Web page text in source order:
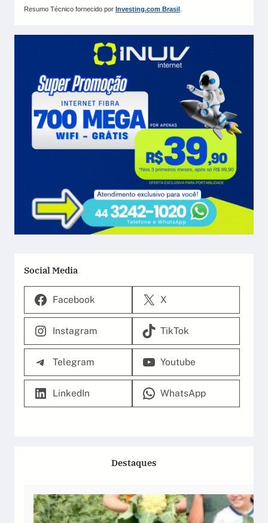
Resumo Técnico fornecido por Investing.com Brasil
Social Media
Facebook X
Instagram TikTok
Telegram Youtube
LinkedIn WhatsApp
Destaques